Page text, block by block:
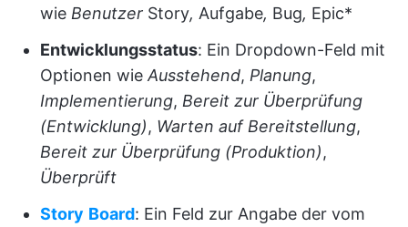
wie Benutzer Story, Aufgabe, Bug, Epic*
Entwicklungsstatus: Ein Dropdown-Feld mit
Optionen wie Ausstehend, Planung,
Implementierung, Bereit zur Überprüfung
(Entwicklung), Warten auf Bereitstellung,
Bereit zur Überprüfung (Produktion),
Überprüft
Story Board: Ein Feld zur Angabe der vom